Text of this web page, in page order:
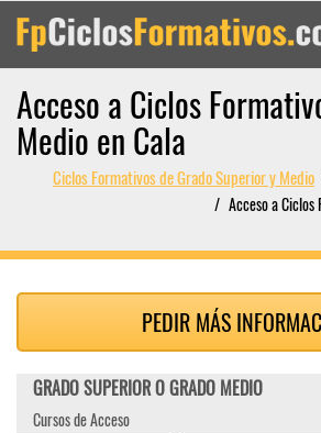
Acceso a Ciclos
Medio en Cala
Ciclos Formativos de Grado Superior y Medio
Acceso a Ciclos
PEDIR MÁS
GRADO SUPERIOR O GRADO MEDIO
Cursos de Acceso